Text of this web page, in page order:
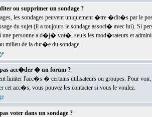
ou supprimer un sondage ?
les sondages peuvent uniquement �tre �dit�s par le
du sujet (il a toujours le sondage associ� avec lui). Si
une personne a d�j� vot�, seuls les mod�rateurs et
milieu de la dur�e du sondage.
acc�der � un forum ?
limiter l'acc�s � certains utilisateurs ou groupes. Pour
cet acc�s; vous pouvez les contacter si vous le voulez.
voter dans un sondage ?